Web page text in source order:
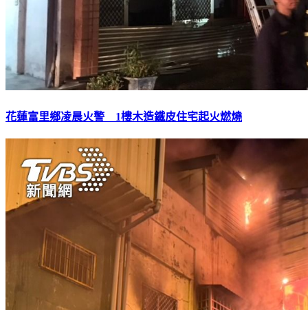
花蓮富里鄉凌晨火警 1樓木造鐵皮住宅起火燃燒